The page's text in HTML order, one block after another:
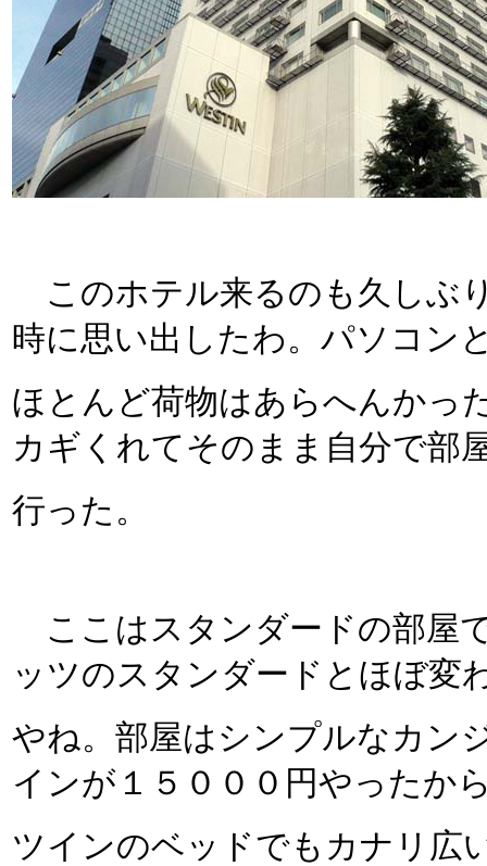
このホテル来るのも久しぶ
時に思い出したわ。パソコン
ほとんど荷物はあらへんかっ
カギくれてそのまま自分で部
行った。
ここはスタンダードの部屋
ッツのスタンダードとほぼ変
やね。部屋はシンプルなカン
インが１５０００円やったか
ツインのベッドでもカナリ広